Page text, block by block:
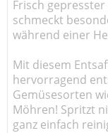
Frisch
schmeckt
während einer
Mit diesem
hervorragend
Gemüsesorten
Möhren! Spritzt
ganz einfach